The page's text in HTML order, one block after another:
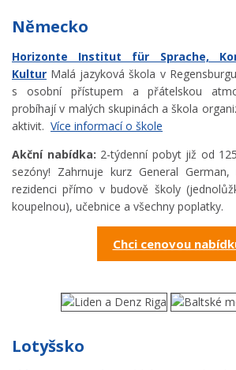
Německo
Horizonte Institut für Sprache,
Kultur Malá jazyková škola v
s osobní přístupem a přátelskou
probíhají v malých skupinách a škola
aktivit. Více informací o škole
Akční nabídka: 2-týdenní pobyt již od
sezóny! Zahrnuje kurz General
rezidenci přímo v budově školy
koupelnou), učebnice a všechny poplatky.
Chci cenovou
Lotyšsko